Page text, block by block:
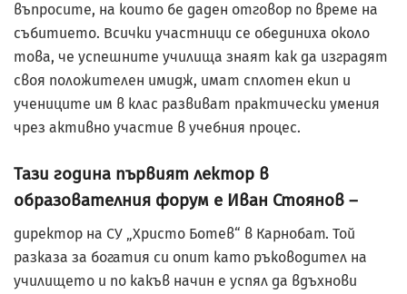
въпросите, на които бе даден отговор по време на
събитието. Всички участници се обединиха около
това, че успешните училища знаят как да изградят
своя положителен имидж, имат сплотен екип и
учениците им в клас развиват практически умения
чрез активно участие в учебния процес.
Тази година първият лектор в
образователния форум е Иван Стоянов –
директор на СУ „Христо Ботев“ в Карнобат. Той
разказа за богатия си опит като ръководител на
училището и по какъв начин е успял да вдъхнови